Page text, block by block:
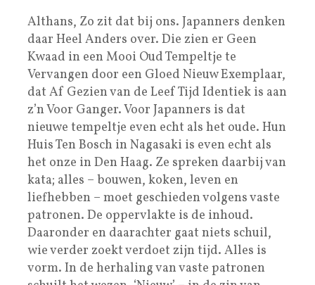
Althans, Zo zit dat bij ons. Japanners denken
daar Heel Anders over. Die zien er Geen
Kwaad in een Mooi Oud Tempeltje te
Vervangen door een Gloed Nieuw Exemplaar,
dat Af Gezien van de Leef Tijd Identiek is aan
z’n Voor Ganger. Voor Japanners is dat
nieuwe tempeltje even echt als het oude. Hun
Huis Ten Bosch in Nagasaki is even echt als
het onze in Den Haag. Ze spreken daarbij van
kata; alles – bouwen, koken, leven en
liefhebben – moet geschieden volgens vaste
patronen. De oppervlakte is de inhoud.
Daaronder en daarachter gaat niets schuil,
wie verder zoekt verdoet zijn tijd. Alles is
vorm. In de herhaling van vaste patronen